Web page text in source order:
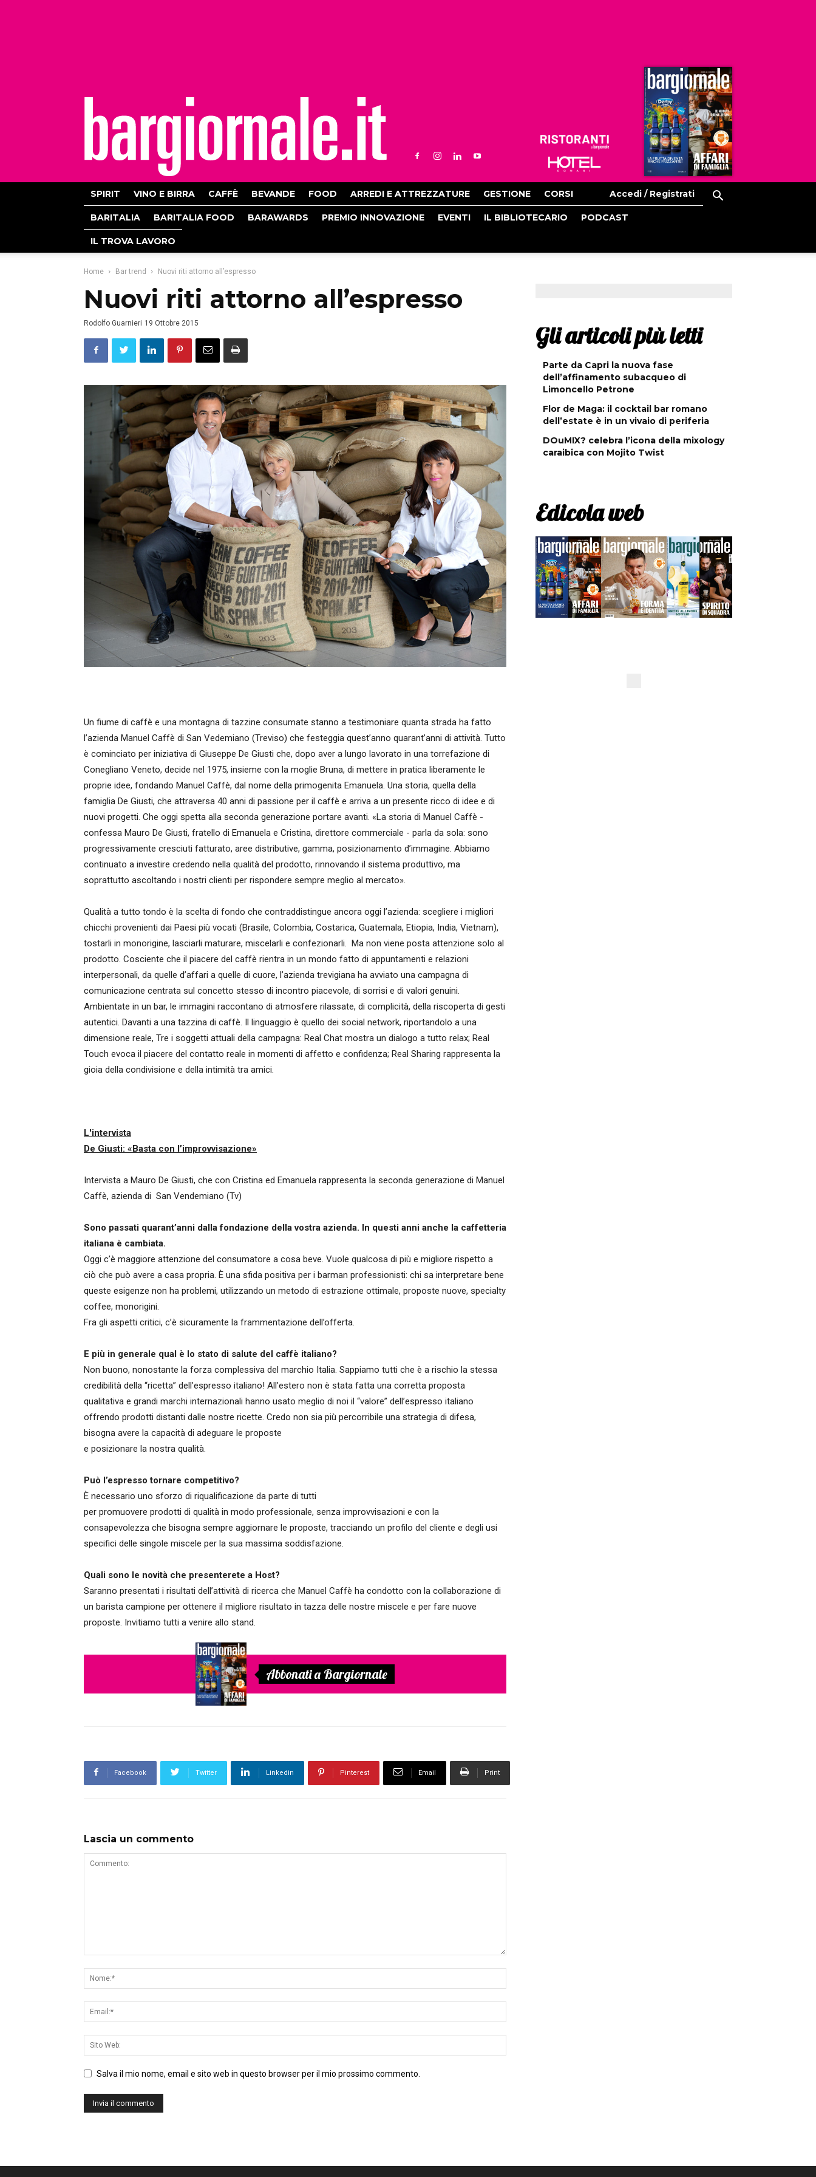
Ristoranti
Hoteldomani
SPIRIT VINO E BIRRA CAFFÈ BEVANDE FOOD ARREDI E ATTREZZATURE GESTIONE CORSI Accedi / Registrati
BARITALIA BARITALIA FOOD BARAWARDS PREMIO INNOVAZIONE EVENTI IL BIBLIOTECARIO PODCAST
IL TROVA LAVORO
Home Bar trend Nuovi riti attorno all’espresso
Nuovi riti attorno all’espresso
Rodolfo Guarnieri 19 Ottobre 2015
Un fiume di caffè e una montagna di tazzine consumate stanno a testimoniare quanta strada ha fatto
l’azienda Manuel Caffè di San Vedemiano (Treviso) che festeggia quest’anno quarant’anni di attività. Tutto
è cominciato per iniziativa di Giuseppe De Giusti che, dopo aver a lungo lavorato in una torrefazione di
Conegliano Veneto, decide nel 1975, insieme con la moglie Bruna, di mettere in pratica liberamente le
proprie idee, fondando Manuel Caffè, dal nome della primogenita Emanuela. Una storia, quella della
famiglia De Giusti, che attraversa 40 anni di passione per il caffè e arriva a un presente ricco di idee e di
nuovi progetti. Che oggi spetta alla seconda generazione portare avanti. «La storia di Manuel Caffè -
confessa Mauro De Giusti, fratello di Emanuela e Cristina, direttore commerciale - parla da sola: sono
progressivamente cresciuti fatturato, aree distributive, gamma, posizionamento d’immagine. Abbiamo
continuato a investire credendo nella qualità del prodotto, rinnovando il sistema produttivo, ma
soprattutto ascoltando i nostri clienti per rispondere sempre meglio al mercato».
Qualità a tutto tondo è la scelta di fondo che contraddistingue ancora oggi l’azienda: scegliere i migliori
chicchi provenienti dai Paesi più vocati (Brasile, Colombia, Costarica, Guatemala, Etiopia, India, Vietnam),
tostarli in monorigine, lasciarli maturare, miscelarli e confezionarli. Ma non viene posta attenzione solo al
prodotto. Cosciente che il piacere del caffè rientra in un mondo fatto di appuntamenti e relazioni
interpersonali, da quelle d’affari a quelle di cuore, l’azienda trevigiana ha avviato una campagna di
comunicazione centrata sul concetto stesso di incontro piacevole, di sorrisi e di valori genuini.
Ambientate in un bar, le immagini raccontano di atmosfere rilassate, di complicità, della riscoperta di gesti
autentici. Davanti a una tazzina di caffè. Il linguaggio è quello dei social network, riportandolo a una
dimensione reale, Tre i soggetti attuali della campagna: Real Chat mostra un dialogo a tutto relax; Real
Touch evoca il piacere del contatto reale in momenti di affetto e confidenza; Real Sharing rappresenta la
gioia della condivisione e della intimità tra amici.
L'intervista
De Giusti: «Basta con l’improvvisazione»
Intervista a Mauro De Giusti, che con Cristina ed Emanuela rappresenta la seconda generazione di Manuel
Caffè, azienda di San Vendemiano (Tv)
Sono passati quarant’anni dalla fondazione della vostra azienda. In questi anni anche la caffetteria
italiana è cambiata.
Oggi c’è maggiore attenzione del consumatore a cosa beve. Vuole qualcosa di più e migliore rispetto a
ciò che può avere a casa propria. È una sfida positiva per i barman professionisti: chi sa interpretare bene
queste esigenze non ha problemi, utilizzando un metodo di estrazione ottimale, proposte nuove, specialty
coffee, monorigini.
Fra gli aspetti critici, c’è sicuramente la frammentazione dell’offerta.
E più in generale qual è lo stato di salute del caffè italiano?
Non buono, nonostante la forza complessiva del marchio Italia. Sappiamo tutti che è a rischio la stessa
credibilità della “ricetta” dell’espresso italiano! All’estero non è stata fatta una corretta proposta
qualitativa e grandi marchi internazionali hanno usato meglio di noi il “valore” dell’espresso italiano
offrendo prodotti distanti dalle nostre ricette. Credo non sia più percorribile una strategia di difesa,
bisogna avere la capacità di adeguare le proposte
e posizionare la nostra qualità.
Può l’espresso tornare competitivo?
È necessario uno sforzo di riqualificazione da parte di tutti
per promuovere prodotti di qualità in modo professionale, senza improvvisazioni e con la
consapevolezza che bisogna sempre aggiornare le proposte, tracciando un profilo del cliente e degli usi
specifici delle singole miscele per la sua massima soddisfazione.
Quali sono le novità che presenterete a Host?
Saranno presentati i risultati dell’attività di ricerca che Manuel Caffè ha condotto con la collaborazione di
un barista campione per ottenere il migliore risultato in tazza delle nostre miscele e per fare nuove
proposte. Invitiamo tutti a venire allo stand.
Abbonati a Bargiornale
Facebook Twitter Linkedin Pinterest Email Print
Lascia un commento
Salva il mio nome, email e sito web in questo browser per il mio prossimo commento.
Gli articoli più letti
Parte da Capri la nuova fase
dell’affinamento subacqueo di
Limoncello Petrone
Flor de Maga: il cocktail bar romano
dell’estate è in un vivaio di periferia
DOuMIX? celebra l’icona della mixology
caraibica con Mojito Twist
Edicola web